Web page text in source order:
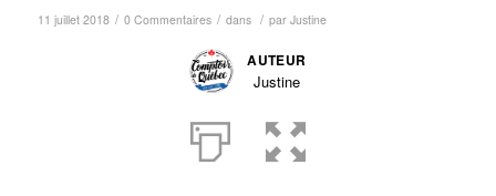
11 juillet 2018 / 0 Commentaires / dans / par Justine
AUTEUR
Justine